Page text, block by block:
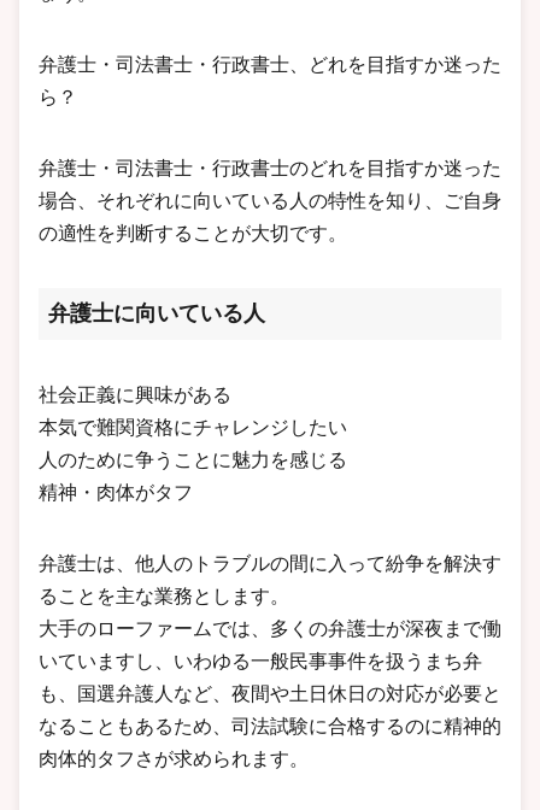
弁護士・司法書士・行政書士、どれを目指すか迷った
ら？
弁護士・司法書士・行政書士のどれを目指すか迷った
場合、それぞれに向いている人の特性を知り、ご自身
の適性を判断することが大切です。
弁護士に向いている人
社会正義に興味がある
本気で難関資格にチャレンジしたい
人のために争うことに魅力を感じる
精神・肉体がタフ
弁護士は、他人のトラブルの間に入って紛争を解決す
ることを主な業務とします。
大手のローファームでは、多くの弁護士が深夜まで働
いていますし、いわゆる一般民事事件を扱うまち弁
も、国選弁護人など、夜間や土日休日の対応が必要と
なることもあるため、司法試験に合格するのに精神的
肉体的タフさが求められます。